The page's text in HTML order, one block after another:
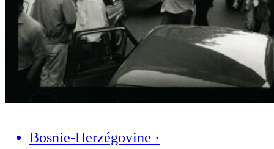
Bosnie-Herzégovine ·